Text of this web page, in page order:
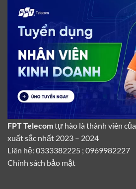
FPT Telecomtự hào là thành viên của
xuất sắc nhất 2023 – 2024
Liên hệ: 0333382225 ; 0969982227
Chính sách bảo mật